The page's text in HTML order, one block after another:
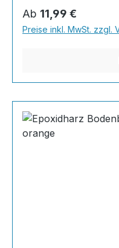
Farbkombinationen
Naturtönen bis
INHALT 667 Gramm
Regulärer Preis:
Ab 11,99 €
Preise inkl. MwSt. zzgl.